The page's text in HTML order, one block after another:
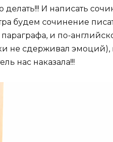
И написать
будем сочинение
и по-
не сдерживал эмоций),
нас наказала!!!